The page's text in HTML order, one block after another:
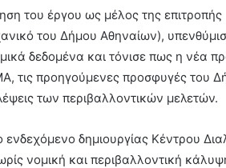
του έργου ως μέλος της επιτροπής
του Δήμου Αθηναίων),
δεδομένα και τόνισε πως η νέα
τις προηγούμενες προσφυγές του
των περιβαλλοντικών μελετών.
δημιουργίας Κέντρου
νομική και περιβαλλοντική